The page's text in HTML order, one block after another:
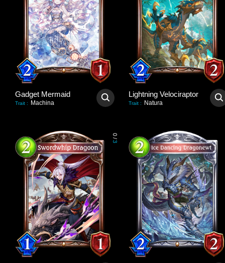
Gadget Mermaid
Trait : Machina
Lightning Velociraptor
Trait : Natura
0
/
3